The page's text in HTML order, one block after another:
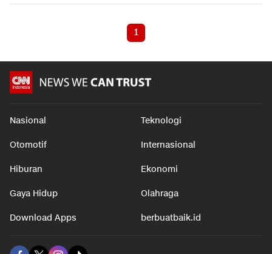
1
Nasional Teknologi
Otomotif Internasional
Hiburan Ekonomi
Gaya Hidup Olahraga
Download Apps berbuatbaik.id